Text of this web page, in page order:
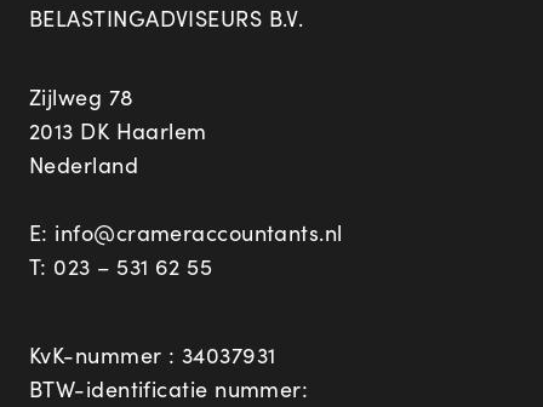
BELASTINGADVISEURS B.V.
Zijlweg 78
2013 DK Haarlem
Nederland
E: info@crameraccountants.nl
T: 023 – 531 62 55
KvK-nummer : 34037931
BTW-identificatie nummer: